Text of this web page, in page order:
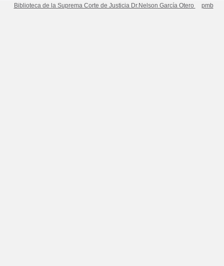
Biblioteca de la Suprema Corte de Justicia Dr.Nelson García Otero pmb